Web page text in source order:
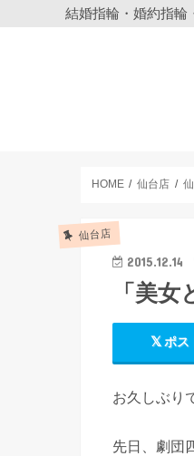
結婚指輪・婚約指輪
HOME 仙台店
仙台店
2015.12.14
「美
ポス
お久しぶり
先日、劇団